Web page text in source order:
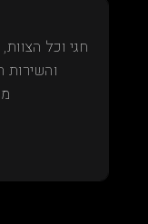
חגי וכל